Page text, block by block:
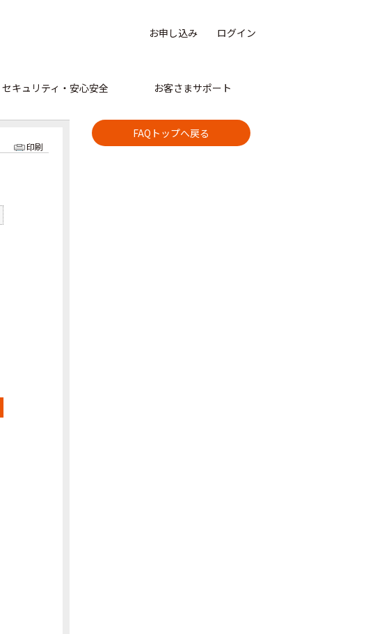
お申し込み ログイン
セキュリティ・安心安全 お客さまサポート
FAQトップへ戻る
印刷